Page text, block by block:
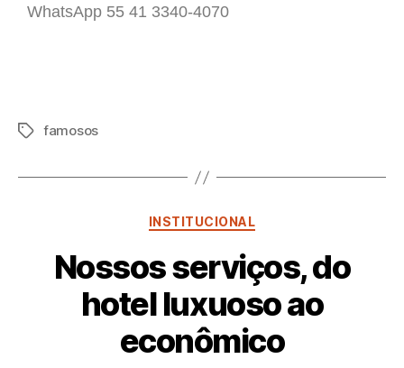
WhatsApp 55 41 3340-4070
famosos
INSTITUCIONAL
Nossos serviços, do
hotel luxuoso ao
econômico
P
o
r